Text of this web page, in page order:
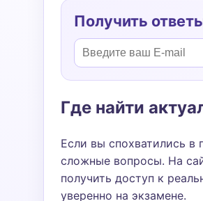
Получить
Где найти
Если вы спохватились
сложные вопросы. На
получить доступ к
уверенно на экзамене.